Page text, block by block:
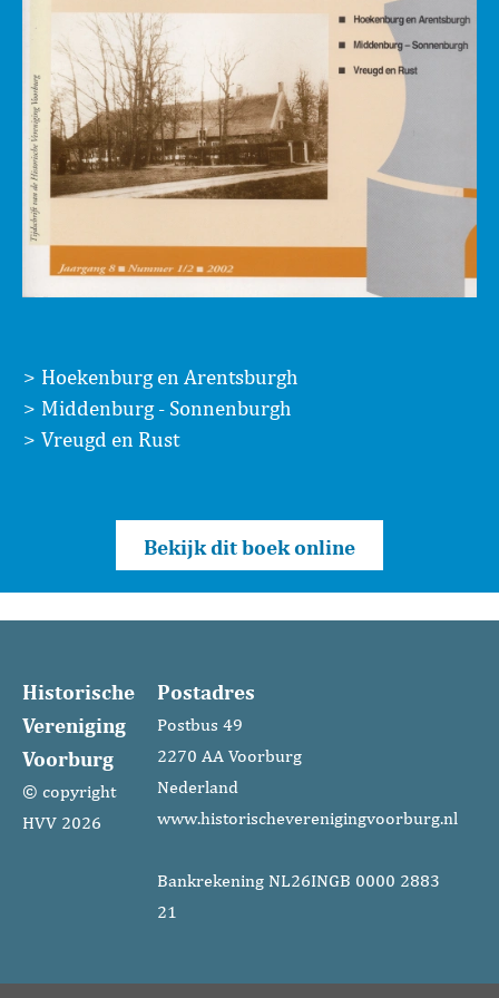
Hoekenburg en Arentsburgh
Middenburg - Sonnenburgh
Vreugd en Rust
Bekijk dit boek online
Historische
Vereniging
Voorburg
© copyright
HVV 2026
Postadres
Postbus 49
2270 AA Voorburg
Nederland
www.historischeverenigingvoorburg.nl
Bankrekening NL26INGB 0000 2883
21